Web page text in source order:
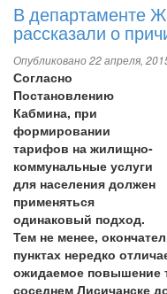
на
природный
газ
юридических
лиц
В департаменте
рассказали о
Опубликовано 22 апреля,
Согласно
Постановлению
Кабмина, при
формировании
тарифов на жилищно-
коммунальные услуги
для населения должен
применяться
одинаковый подход.
Тем не менее,
пунктах нередко
ожидаемое повышение
соседнем Лисичанске